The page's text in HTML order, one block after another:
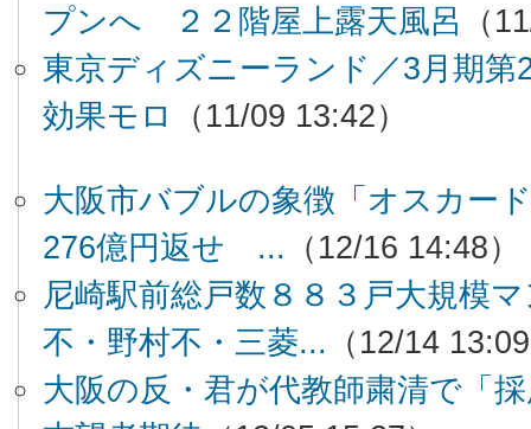
プンへ ２２階屋上露天風呂
（
東京ディズニーランド／3月期
効果モロ
（11/09 13:42）
大阪市バブルの象徴「オスカ
276億円返せ ... （12/16 14:48）
尼崎駅前総戸数８８３戸大規模
不・野村不・三菱... （12/14
大阪の反・君が代教師粛清で「